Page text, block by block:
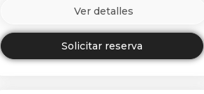
Ver detalles
Solicitar reserva